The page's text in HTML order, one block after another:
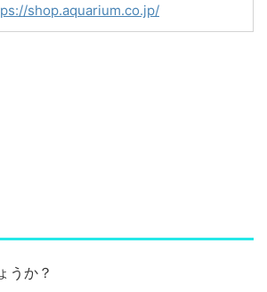
shop.aquarium.co.jp/
うか？